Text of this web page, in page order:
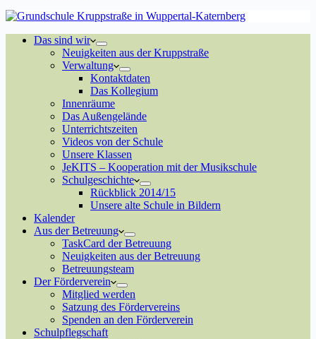
Das sind wir
Neuigkeiten aus der Kruppstraße
Verwaltung
Kontaktdaten
Das Kollegium
Innenräume
Das Außengelände
Unterrichtszeiten
Videos von der Schule
Unsere Klassen
JeKITS – Kooperation mit der Musikschule
Schulgeschichte
Rückblick 2014/15
Unsere alte Schule in Bildern
Kalender
Aus der Betreuung
TaskCard der Betreuung
Neuigkeiten aus der Betreuung
Betreuungsteam
Der Förderverein
Mitglied werden
Satzung des Fördervereins
Spenden an den Förderverein
Schulpflegschaft